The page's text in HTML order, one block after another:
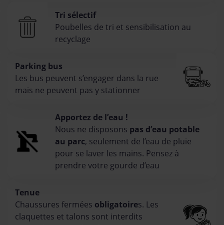
Tri sélectif
Poubelles de tri et sensibilisation au
recyclage
Parking bus
Les bus peuvent s’engager dans la rue
mais ne peuvent pas y stationner
Apportez de l’eau !
Nous ne disposons pas d’eau potable
au parc, seulement de l’eau de pluie
pour se laver les mains. Pensez à
prendre votre gourde d’eau
Tenue
Chaussures fermées obligatoires. Les
claquettes et talons sont interdits